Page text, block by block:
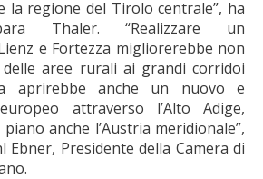
la regione del Tirolo centrale”, ha
Thaler. “Realizzare un
e Fortezza migliorerebbe non
delle aree rurali ai grandi corridoi
aprirebbe anche un nuovo e
attraverso l’Alto Adige,
anche l’Austria meridionale”,
Ebner, Presidente della Camera di